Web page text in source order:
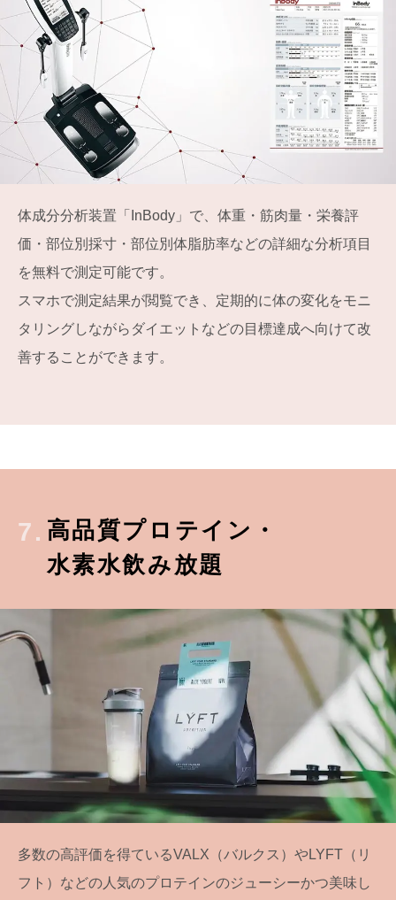
体成分分析装置「InBody」で、体重・筋肉量・栄養評
価・部位別採寸・部位別体脂肪率などの詳細な分析項目
を無料で測定可能です。
スマホで測定結果が閲覧でき、定期的に体の変化をモニ
タリングしながらダイエットなどの目標達成へ向けて改
善することができます。
7. 高品質プロテイン・
水素水飲み放題
多数の高評価を得ているVALX（バルクス）やLYFT（リ
フト）などの人気のプロテインのジューシーかつ美味し